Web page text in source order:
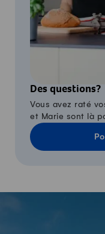
Des questions?
Vous avez raté
et Marie sont là